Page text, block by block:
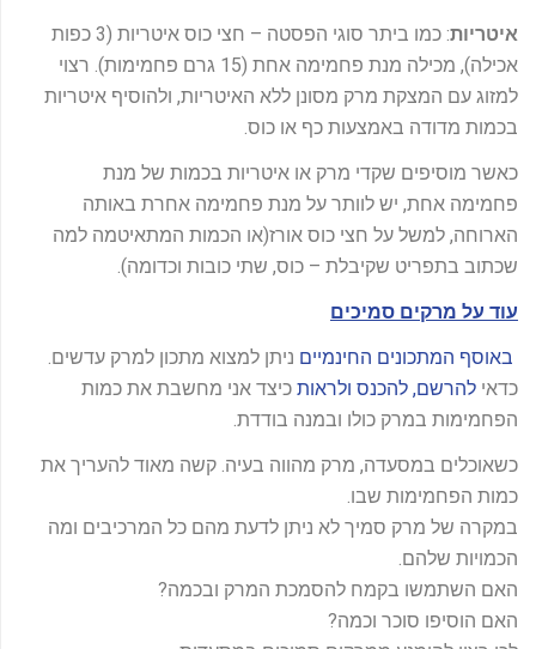
איטריות
: כמו ביתר סוגי הפסטה – חצי כוס איטריות (3 כפות
אכילה), מכילה מנת פחמימה אחת (15 גרם פחמימות). רצוי
למזוג עם המצקת מרק מסונן ללא האיטריות, ולהוסיף איטריות
בכמות מדודה באמצעות כף או כוס.
כאשר מוסיפים שקדי מרק או איטריות בכמות של מנת
פחמימה אחת, יש לוותר על מנת פחמימה אחרת באותה
הארוחה, למשל על חצי כוס אורז(או הכמות המתאיטמה למה
שכתוב בתפריט שקיבלת – כוס, שתי כובות וכדומה).
עוד על מרקים סמיכים
באוסף המתכונים החינמיים ניתן למצוא מתכון למרק עדשים.
כדאי להרשם, להכנס ולראות כיצד אני מחשבת את כמות
הפחמימות במרק כולו ובמנה בודדת.
כשאוכלים במסעדה, מרק מהווה בעיה. קשה מאוד להעריך את
כמות הפחמימות שבו.
במקרה של מרק סמיך לא ניתן לדעת מהם כל המרכיבים ומה
הכמויות שלהם.
האם השתמשו בקמח להסמכת המרק ובכמה?
האם הוסיפו סוכר וכמה?